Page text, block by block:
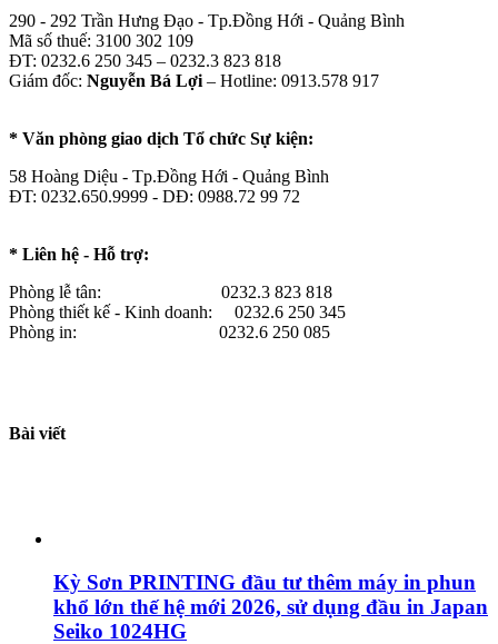
290 - 292 Trần Hưng Đạo - Tp.Đồng Hới - Quảng Bình
Mã số thuế: 3100 302 109
ĐT: 0232.6 250 345 – 0232.3 823 818
Giám đốc: Nguyễn Bá Lợi – Hotline: 0913.578 917
* Văn phòng giao dịch Tổ chức Sự kiện:
58 Hoàng Diệu - Tp.Đồng Hới - Quảng Bình
ĐT: 0232.650.9999 - DĐ: 0988.72 99 72
* Liên hệ - Hỗ trợ:
Phòng lễ tân: 0232.3 823 818
Phòng thiết kế - Kinh doanh: 0232.6 250 345
Phòng in: 0232.6 250 085
Bài viết
Kỳ Sơn PRINTING đầu tư thêm máy in phun
khổ lớn thế hệ mới 2026, sử dụng đầu in Japan
Seiko 1024HG